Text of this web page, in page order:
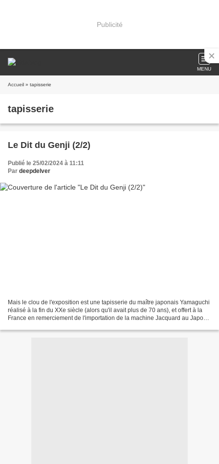
Publicité
MENU
Accueil » tapisserie
tapisserie
Le Dit du Genji (2/2)
Publié le 25/02/2024 à 11:11
Par deepdelver
Mais le clou de l'exposition est une tapisserie du maître japonais Yamaguchi
réalisé à la fin du XXe siècle (alors qu'il avait plus de 70 ans), et offert à la
France en remerciement de l'importation de la machine Jacquard au Japon.